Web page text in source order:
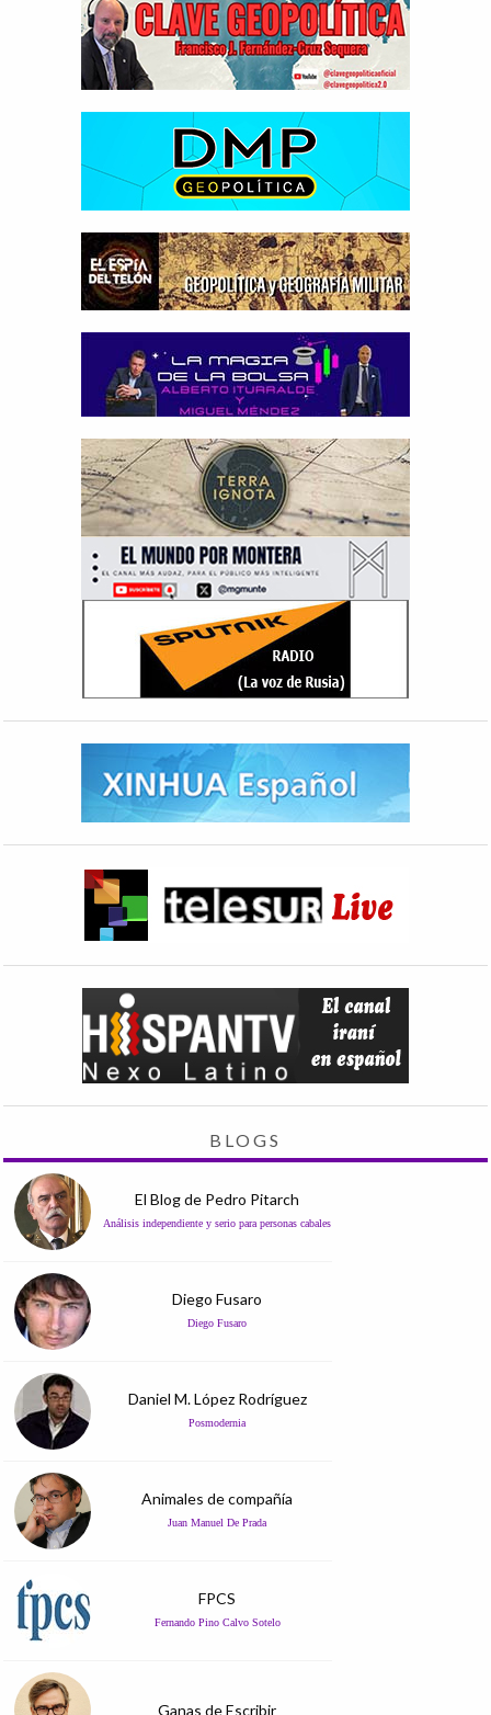
BLOGS
El Blog de Pedro Pitarch
Análisis independiente y serio para personas cabales
Diego Fusaro
Diego Fusaro
Daniel M. López Rodríguez
Posmodernia
Animales de compañía
Juan Manuel De Prada
FPCS
Fernando Pino Calvo Sotelo
Ganas de Escribir